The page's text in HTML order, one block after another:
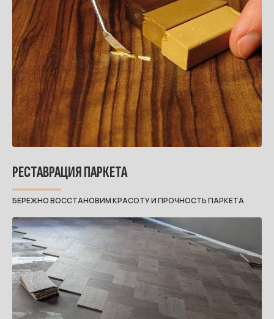
РЕСТАВРАЦИЯ ПАРКЕТА
БЕРЕЖНО ВОССТАНОВИМ КРАСОТУ И ПРОЧНОСТЬ ПАРКЕТА